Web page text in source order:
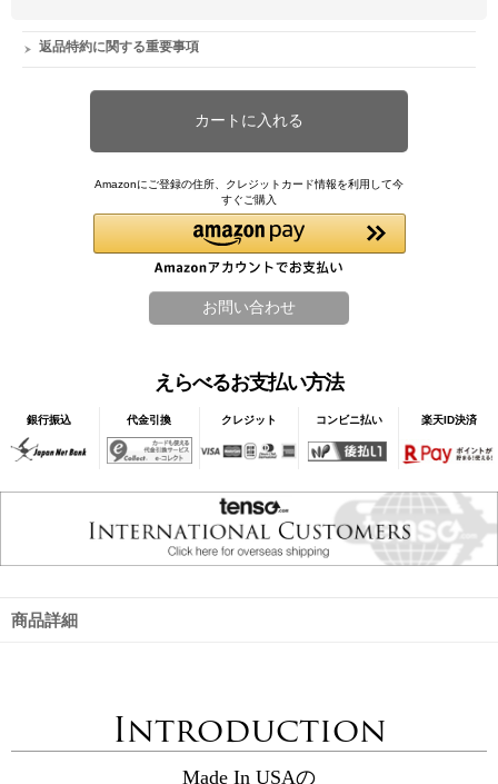
返品特約に関する重要事項
Amazonにご登録の住所、クレジットカード情報を利用して今
すぐご購入
えらべるお支払い方法
銀行振込 代金引換 クレジット コンビニ払い 楽天ID決済
商品詳細
Introduction
Made In USAの